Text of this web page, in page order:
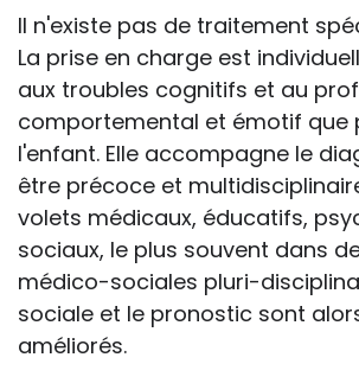
Il n'existe pas de traitement
La prise en charge est
aux troubles cognitifs et au
comportemental et émotif que
l'enfant. Elle accompagne le
être précoce et
volets médicaux, éducatifs,
sociaux, le plus souvent dans
médico-sociales pluri-
sociale et le pronostic sont
améliorés.